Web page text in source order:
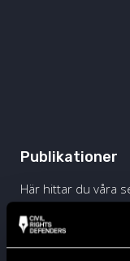
Publikationer
Här hittar du våra